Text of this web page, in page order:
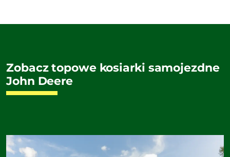
Zobacz topowe kosiarki samojezdne
John Deere